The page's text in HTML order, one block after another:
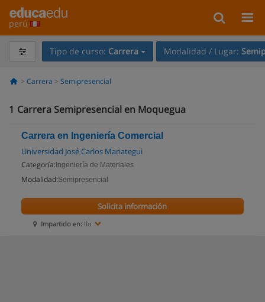
perú
Tipo de curso: Carrera Modalidad / Lugar:
Carrera Semipresencial
1 Carrera Semipresencial en Moquegua
Carrera en Ingeniería Comercial
Universidad José Carlos Mariategui
Categoría: Ingeniería de Materiales
Modalidad:Semipresencial
Impartido en: Ilo
Solicita información